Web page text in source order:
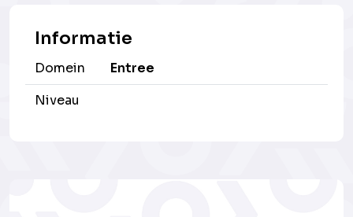
Informatie
Domein
Entree
Niveau